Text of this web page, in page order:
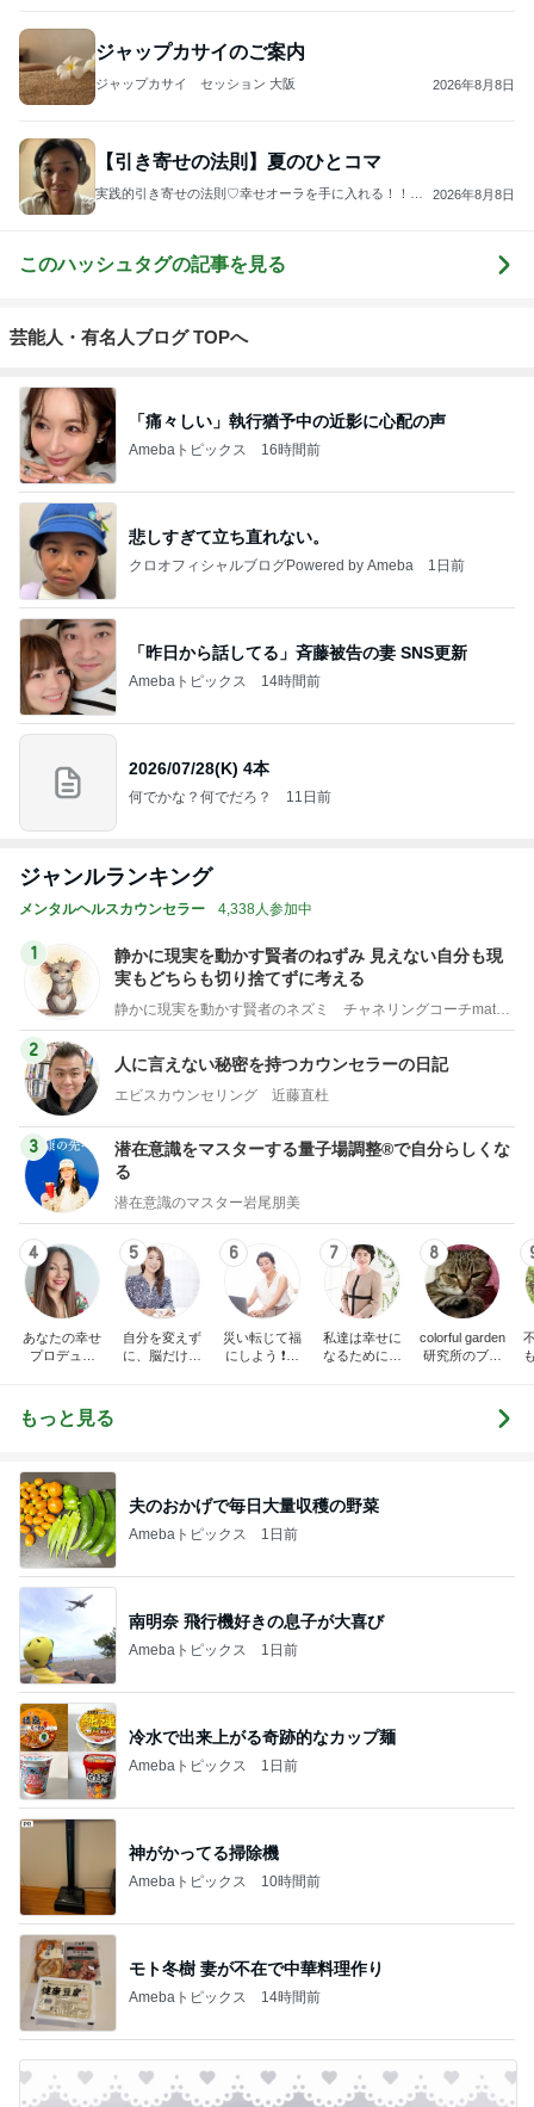
ジャップカサイのご案内
ジャップカサイ セッション 大阪 2026年8月8日
【引き寄せの法則】夏のひとコマ
実践的引き寄せの法則♡幸せオーラを手に入れる！！ス
2026年8月8日
このハッシュタグの記事を見る
芸能人・有名人ブログ TOPへ
「痛々しい」執行猶予中の近影に心配の声
Amebaトピックス 16時間前
悲しすぎて立ち直れない。
クロオフィシャルブログPowered by Ameba 1日前
「昨日から話してる」斉藤被告の妻 SNS更新
Amebaトピックス 14時間前
2026/07/28(K) 4本
何でかな？何でだろ？ 11日前
ジャンルランキング
メンタルヘルスカウンセラー 4,338人参加中
1
静かに現実を動かす賢者のねずみ 見えない自分も現
実もどちらも切り捨てずに考える
静かに現実を動かす賢者のネズミ チャネリングコーチmatsuko
2
人に言えない秘密を持つカウンセラーの日記
エビスカウンセリング 近藤直杜
3
潜在意識をマスターする量子場調整®で自分らしくな
る
潜在意識のマスター岩尾朋美
4
あなたの幸せ
プロデュー
あうの？」あ
なたの人に言
の人生を再生
しませんか？
5
自分を変えず
に、脳だけ変
6
災い転じて福
にしよう ❗️心
7
私達は幸せに
なるために生
くブログで
す。
8
colorful garden
研究所のブロ
もっと見る
夫のおかげで毎日大量収穫の野菜
Amebaトピックス 1日前
南明奈 飛行機好きの息子が大喜び
Amebaトピックス 1日前
冷水で出来上がる奇跡的なカップ麺
Amebaトピックス 1日前
神がかってる掃除機
Amebaトピックス 10時間前
モト冬樹 妻が不在で中華料理作り
Amebaトピックス 14時間前